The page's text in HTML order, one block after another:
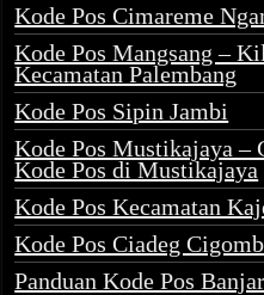
Kode Pos Cimareme
Kode Pos Mangsang –
Kecamatan Palembang
Kode Pos Sipin Jambi
Kode Pos Mustikajaya –
Kode Pos di Mustikajaya
Kode Pos Kecamatan
Kode Pos Ciadeg
Panduan Kode Pos